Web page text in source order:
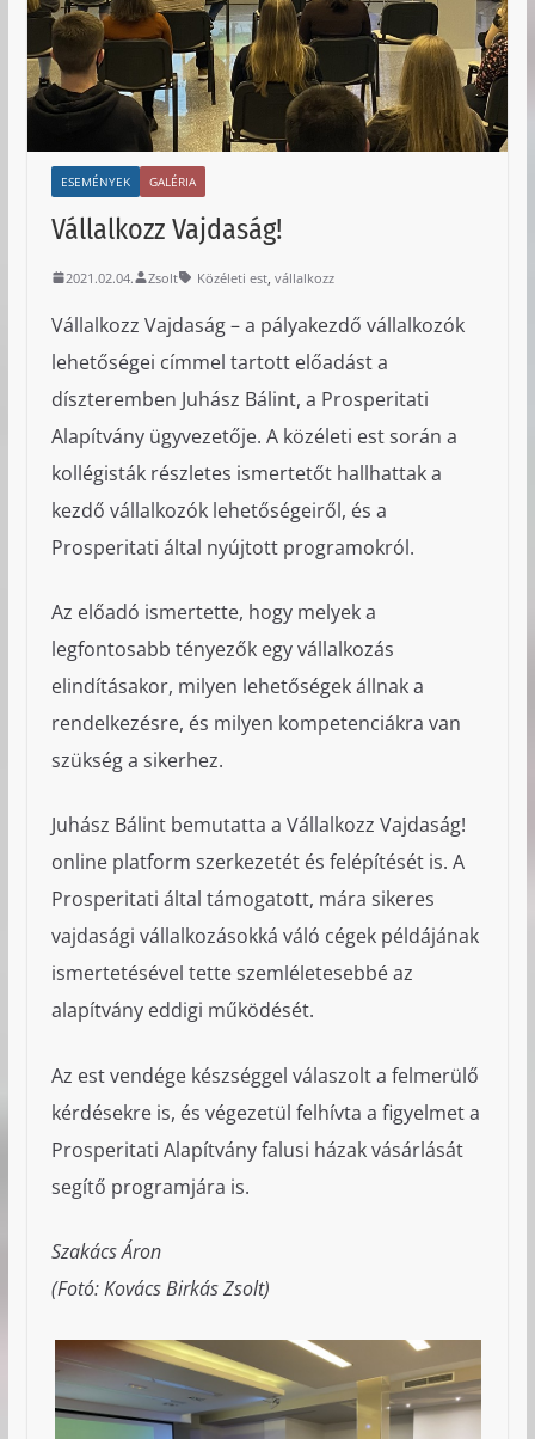
ESEMÉNYEK GALÉRIA
Vállalkozz Vajdaság!
2021.02.04. Zsolt Közéleti est, vállalkozz
Vállalkozz Vajdaság – a pályakezdő vállalkozók
lehetőségei címmel tartott előadást a
díszteremben Juhász Bálint, a Prosperitati
Alapítvány ügyvezetője. A közéleti est során a
kollégisták részletes ismertetőt hallhattak a
kezdő vállalkozók lehetőségeiről, és a
Prosperitati által nyújtott programokról.
Az előadó ismertette, hogy melyek a
legfontosabb tényezők egy vállalkozás
elindításakor, milyen lehetőségek állnak a
rendelkezésre, és milyen kompetenciákra van
szükség a sikerhez.
Juhász Bálint bemutatta a Vállalkozz Vajdaság!
online platform szerkezetét és felépítését is. A
Prosperitati által támogatott, mára sikeres
vajdasági vállalkozásokká váló cégek példájának
ismertetésével tette szemléletesebbé az
alapítvány eddigi működését.
Az est vendége készséggel válaszolt a felmerülő
kérdésekre is, és végezetül felhívta a figyelmet a
Prosperitati Alapítvány falusi házak vásárlását
segítő programjára is.
Szakács Áron
(Fotó: Kovács Birkás Zsolt)